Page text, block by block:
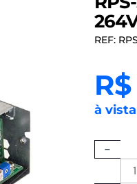
REF:
R$
à
-
RPS-